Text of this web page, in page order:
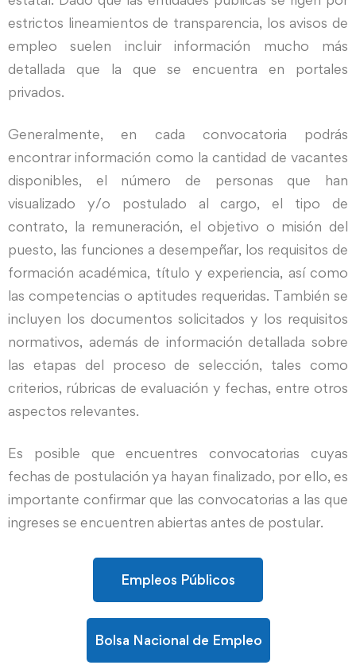
estrictos lineamientos de transparencia, los avisos de
empleo suelen incluir información mucho más
detallada que la que se encuentra en portales
privados.
Generalmente, en cada convocatoria podrás
encontrar información como la cantidad de vacantes
disponibles, el número de personas que han
visualizado y/o postulado al cargo, el tipo de
contrato, la remuneración, el objetivo o misión del
puesto, las funciones a desempeñar, los requisitos de
formación académica, título y experiencia, así como
las competencias o aptitudes requeridas. También se
incluyen los documentos solicitados y los requisitos
normativos, además de información detallada sobre
las etapas del proceso de selección, tales como
criterios, rúbricas de evaluación y fechas, entre otros
aspectos relevantes.
Es posible que encuentres convocatorias cuyas
fechas de postulación ya hayan finalizado, por ello, es
importante confirmar que las convocatorias a las que
ingreses se encuentren abiertas antes de postular.
Empleos Públicos
Bolsa Nacional de Empleo